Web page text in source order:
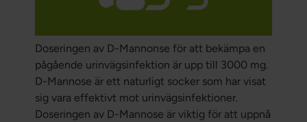
Doseringen av D-Mannonse för att bekämpa en
pågående urinvägsinfektion är upp till 3000 mg.
D-Mannose är ett naturligt socker som har visat
sig vara effektivt mot urinvägsinfektioner.
Doseringen av D-Mannose är viktig för att uppnå